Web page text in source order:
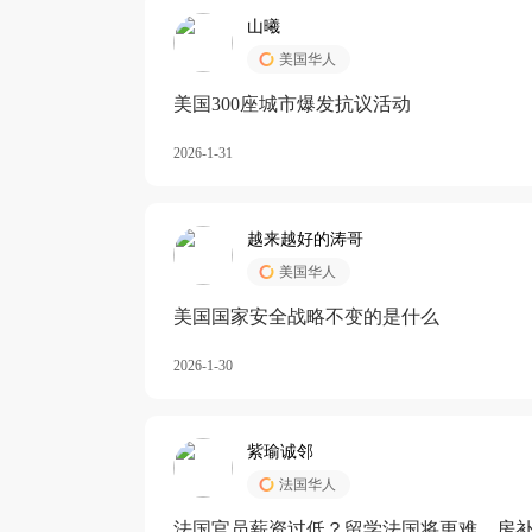
山曦
美国华人
美国300座城市爆发抗议活动
2026-1-31
越来越好的涛哥
美国华人
美国国家安全战略不变的是什么
2026-1-30
紫瑜诚邻
法国华人